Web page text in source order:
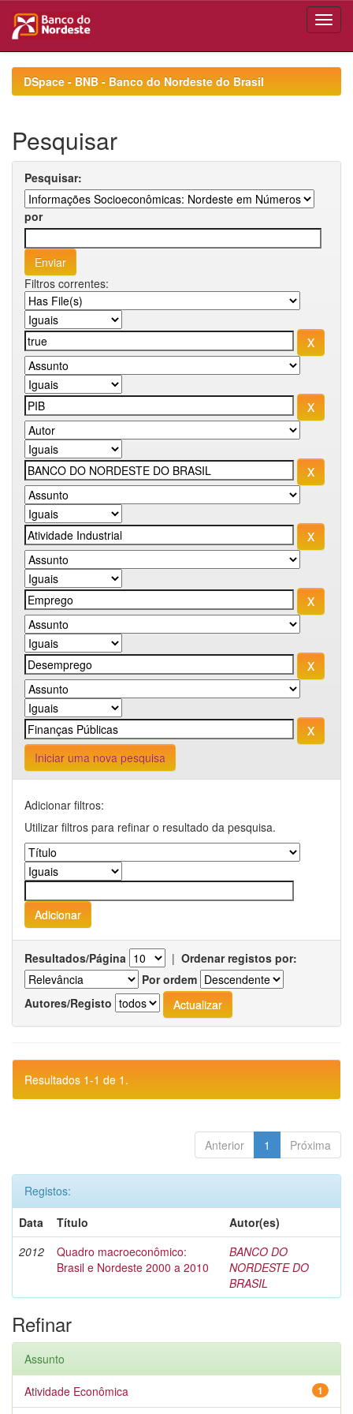
navigationDSpace - BNB - Banco do Nordeste do Brasil
Pesquisar
Pesquisar:
por
Filtros correntes:
Iniciar uma nova pesquisa
Adicionar filtros:
Utilizar filtros para refinar o resultado da pesquisa.
Resultados/Página | Ordenar registos por:
Por ordem
Autores/Registo
Resultados 1-1 de 1.
Anterior 1 Próxima
Registos:
Data
Título
Autor(es)
2012
Quadro macroeconômico:
Brasil e Nordeste 2000 a 2010
BANCO DO
NORDESTE DO
BRASIL
Refinar
Assunto
1
Atividade Econômica